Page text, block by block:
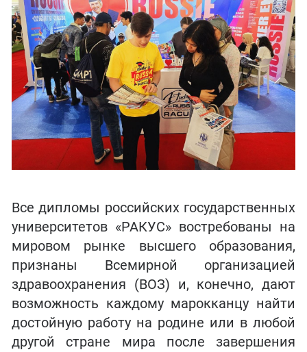
Все дипломы российских государственных
университетов «РАКУС» востребованы на
мировом рынке высшего образования,
признаны Всемирной организацией
здравоохранения (ВОЗ) и, конечно, дают
возможность каждому марокканцу найти
достойную работу на родине или в любой
другой стране мира после завершения